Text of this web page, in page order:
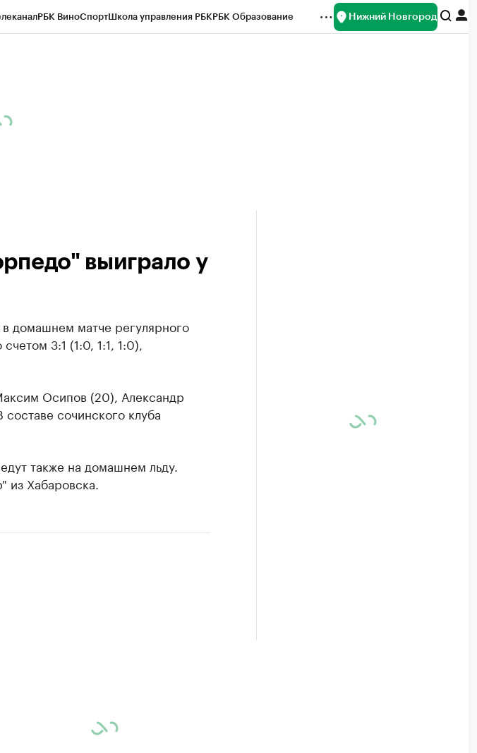
РБК ВиноСпортШкола управления РБКРБК Образование Нижний Новгород
выиграло у
домашнем матче регулярного
​3:1 (1:0, 1:1, 1:0),
Осипов (20), Александр
сочинского клуба
также на домашнем льду.
Хабаровска.